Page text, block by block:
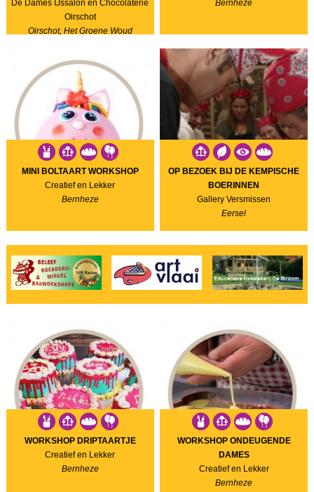
De Dames IJssalon en Chocolaterie
Oirschot
Oirschot, Het Groene Woud
Bernheze
MINI BOLTAART WORKSHOP
Creatief en Lekker
Bernheze
OP BEZOEK BIJ DE KEMPISCHE
BOERINNEN
Gallery Versmissen
Eersel
WORKSHOP DRIPTAARTJE
Creatief en Lekker
Bernheze
WORKSHOP ONDEUGENDE
DAMES
Creatief en Lekker
Bernheze